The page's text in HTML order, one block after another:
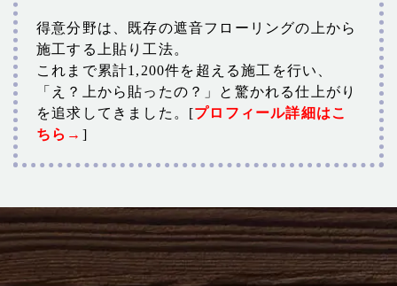
得意分野は、既存の遮音フローリングの上から
施工する上貼り工法。
これまで累計1,200件を超える施工を行い、
「え？上から貼ったの？」と驚かれる仕上がり
を追求してきました。[プロフィール詳細はこ
ちら→ ]